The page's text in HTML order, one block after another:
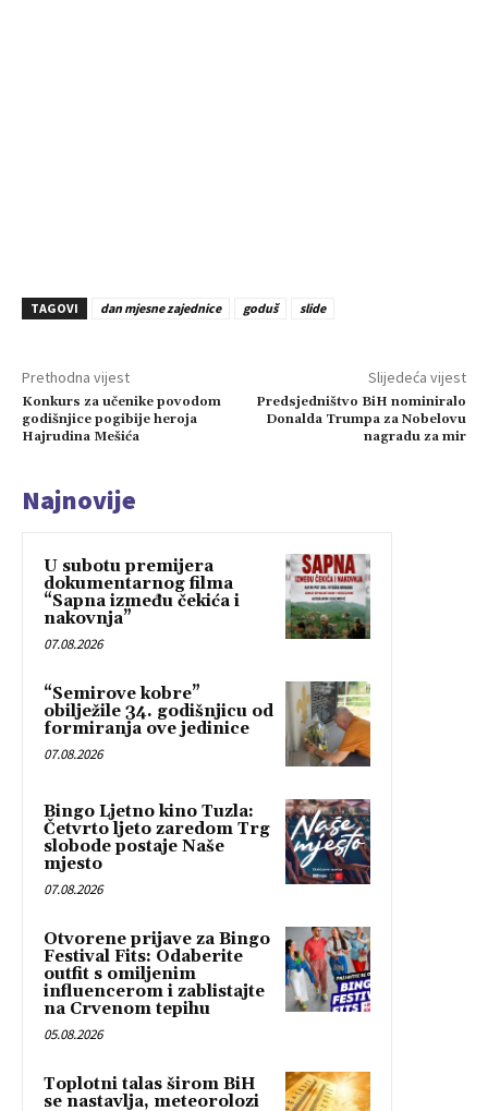
TAGOVI dan mjesne zajednice goduš slide
Prethodna vijest
Konkurs za učenike povodom
godišnjice pogibije heroja
Hajrudina Mešića
Slijedeća vijest
Predsjedništvo BiH nominiralo
Donalda Trumpa za Nobelovu
nagradu za mir
Najnovije
U subotu premijera
dokumentarnog filma
“Sapna između čekića i
nakovnja”
07.08.2026
“Semirove kobre”
obilježile 34. godišnjicu od
formiranja ove jedinice
07.08.2026
Bingo Ljetno kino Tuzla:
Četvrto ljeto zaredom Trg
slobode postaje Naše
mjesto
07.08.2026
Otvorene prijave za Bingo
Festival Fits: Odaberite
outfit s omiljenim
influencerom i zablistajte
na Crvenom tepihu
05.08.2026
Toplotni talas širom BiH
se nastavlja, meteorolozi